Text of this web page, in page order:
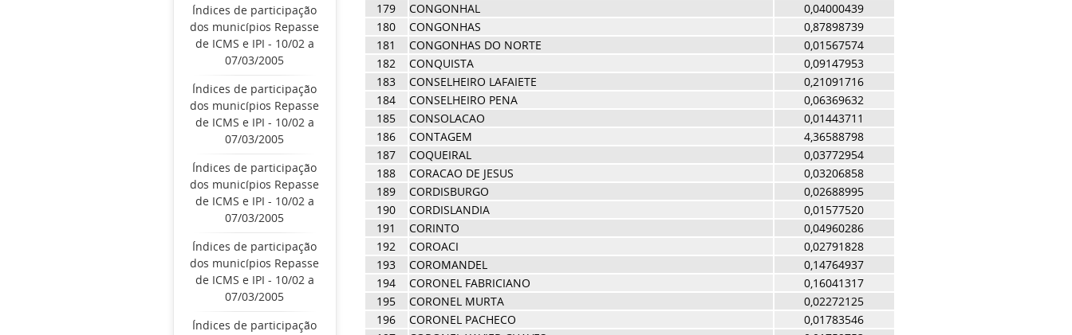
Índices de participação
dos municípios Repasse
de ICMS e IPI - 10/02 a
07/03/2005
Índices de participação
dos municípios Repasse
de ICMS e IPI - 10/02 a
07/03/2005
Índices de participação
dos municípios Repasse
de ICMS e IPI - 10/02 a
07/03/2005
Índices de participação
dos municípios Repasse
de ICMS e IPI - 10/02 a
07/03/2005
Índices de participação
179
CONGONHAL
0,04000439
180
CONGONHAS
0,87898739
181
CONGONHAS DO NORTE
0,01567574
182
CONQUISTA
0,09147953
183
CONSELHEIRO LAFAIETE
0,21091716
184
CONSELHEIRO PENA
0,06369632
185
CONSOLACAO
0,01443711
186
CONTAGEM
4,36588798
187
COQUEIRAL
0,03772954
188
CORACAO DE JESUS
0,03206858
189
CORDISBURGO
0,02688995
190
CORDISLANDIA
0,01577520
191
CORINTO
0,04960286
192
COROACI
0,02791828
193
COROMANDEL
0,14764937
194
CORONEL FABRICIANO
0,16041317
195
CORONEL MURTA
0,02272125
196
CORONEL PACHECO
0,01783546